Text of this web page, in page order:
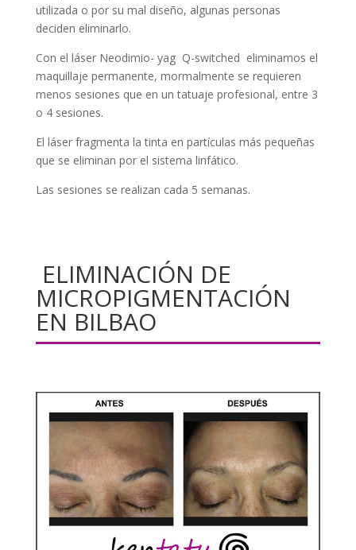
utilizada o por su mal diseño, algunas personas
deciden eliminarlo.
Con el láser Neodimio- yag Q-switched eliminamos el
maquillaje permanente, mormalmente se requieren
menos sesiones que en un tatuaje profesional, entre 3
o 4 sesiones.
El láser fragmenta la tinta en partículas más pequeñas
que se eliminan por el sistema linfático.
Las sesiones se realizan cada 5 semanas.
ELIMINACIÓN DE
MICROPIGMENTACIÓN
EN BILBAO